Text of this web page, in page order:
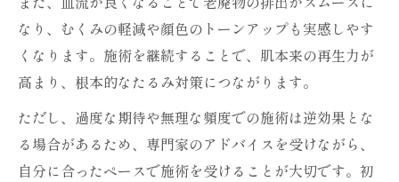
なり、むくみの軽減や顔色のトーンアップも実感しやす
くなります。施術を継続することで、肌本来の再生力が
高まり、根本的なたるみ対策につながります。
ただし、過度な期待や無理な頻度での施術は逆効果とな
る場合があるため、専門家のアドバイスを受けながら、
自分に合ったペースで施術を受けることが大切です。初